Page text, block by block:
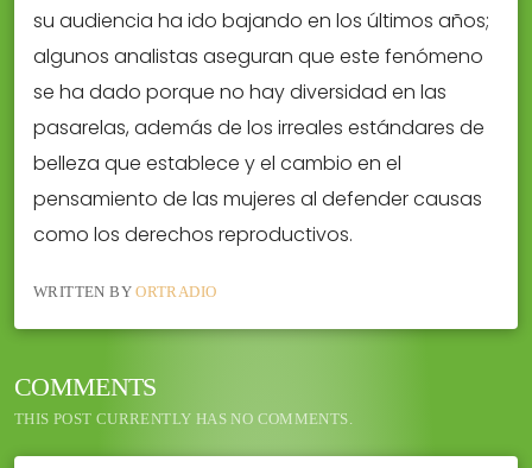
su audiencia ha ido bajando en los últimos años;
algunos analistas aseguran que este fenómeno
se ha dado porque no hay diversidad en las
pasarelas, además de los irreales estándares de
belleza que establece y el cambio en el
pensamiento de las mujeres al defender causas
como los derechos reproductivos.
WRITTEN BYORTRADIO
COMMENTS
THIS POST CURRENTLY HAS NO COMMENTS.